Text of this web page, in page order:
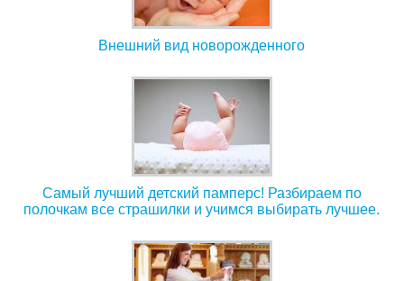
Внешний вид новорожденного
Самый лучший детский памперс! Разбираем по
полочкам все страшилки и учимся выбирать лучшее.